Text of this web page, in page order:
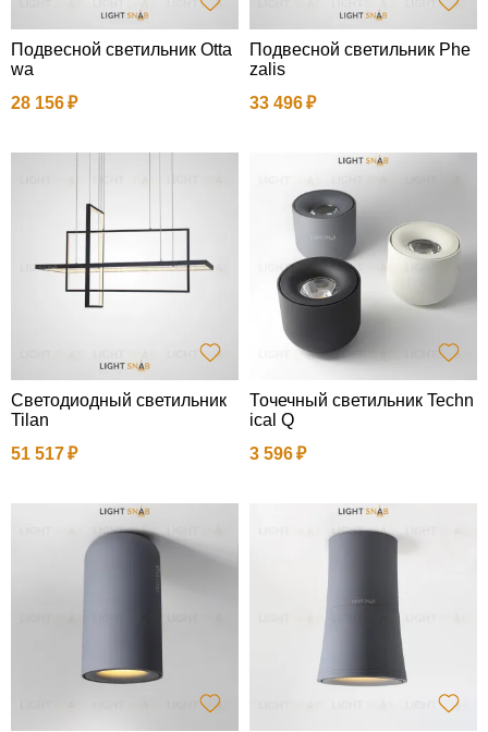
Подвесной светильник Otta
wa
28 156
Подвесной светильник Phe
zalis
33 496
Светодиодный светильник
Tilan
51 517
Точечный светильник Techn
ical Q
3 596